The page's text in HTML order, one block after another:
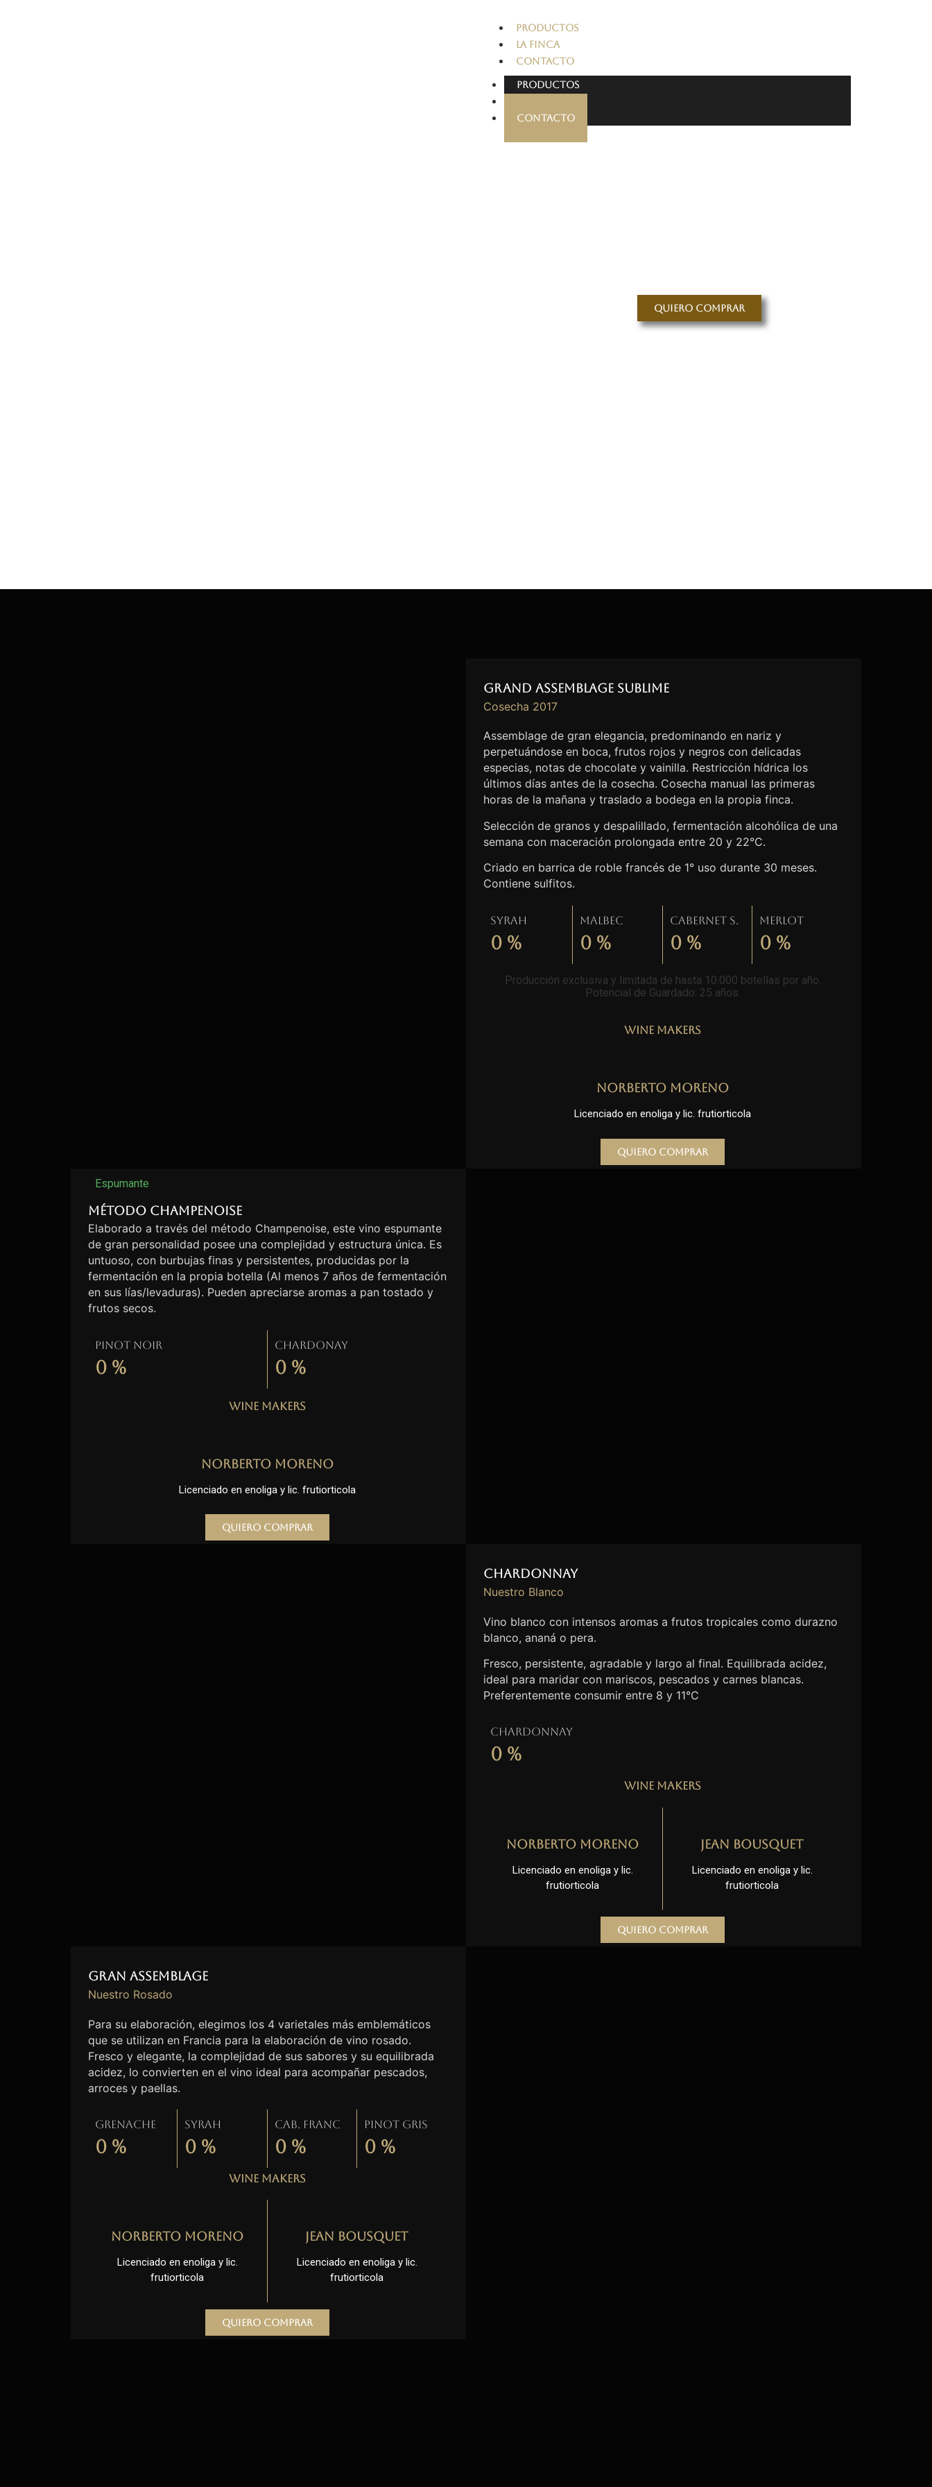
PRODUCTOS
LA FINCA
CONTACTO
PRODUCTOS
CONTACTO
Quiero comprar
Grand Assemblage Sublime
Cosecha 2017
Assemblage de gran elegancia, predominando en nariz y
perpetuándose en boca, frutos rojos y negros con delicadas
especias, notas de chocolate y vainilla. Restricción hídrica los
últimos días antes de la cosecha. Cosecha manual las primeras
horas de la mañana y traslado a bodega en la propia finca.
Selección de granos y despalillado, fermentación alcohólica de una
semana con maceración prolongada entre 20 y 22°C.
Criado en barrica de roble francés de 1° uso durante 30 meses.
Contiene sulfitos.
Syrah
0 %
Malbec
0 %
Cabernet S.
0 %
Merlot
0 %
Producción exclusiva y limitada de hasta 10.000 botellas por año.
Potencial de Guardado: 25 años
Wine Makers
Norberto Moreno
Licenciado en enoliga y lic. frutiorticola
Quiero comprar
Espumante
Método Champenoise
Elaborado a través del método Champenoise, este vino espumante
de gran personalidad posee una complejidad y estructura única. Es
untuoso, con burbujas finas y persistentes, producidas por la
fermentación en la propia botella (Al menos 7 años de fermentación
en sus lías/levaduras). Pueden apreciarse aromas a pan tostado y
frutos secos.
Pinot Noir
0 %
Chardonay
0 %
Wine Makers
Norberto Moreno
Licenciado en enoliga y lic. frutiorticola
Quiero comprar
Chardonnay
Nuestro Blanco
Vino blanco con intensos aromas a frutos tropicales como durazno
blanco, ananá o pera.
Fresco, persistente, agradable y largo al final. Equilibrada acidez,
ideal para maridar con mariscos, pescados y carnes blancas.
Preferentemente consumir entre 8 y 11°C
Chardonnay
0 %
Wine Makers
Norberto Moreno
Licenciado en enoliga y lic.
frutiorticola
Jean Bousquet
Licenciado en enoliga y lic.
frutiorticola
Quiero comprar
Gran Assemblage
Nuestro Rosado
Para su elaboración, elegimos los 4 varietales más emblemáticos
que se utilizan en Francia para la elaboración de vino rosado.
Fresco y elegante, la complejidad de sus sabores y su equilibrada
acidez, lo convierten en el vino ideal para acompañar pescados,
arroces y paellas.
Grenache
0 %
Syrah
0 %
Cab. Franc
0 %
Pinot gris
0 %
Wine Makers
Norberto Moreno
Licenciado en enoliga y lic.
frutiorticola
Jean Bousquet
Licenciado en enoliga y lic.
frutiorticola
Quiero comprar